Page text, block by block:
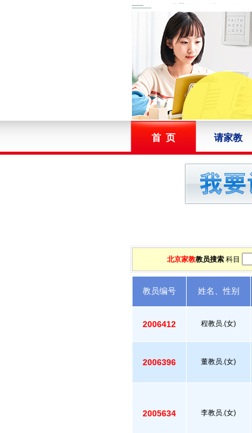
首 页 请家教
北京家教教员搜索 科目
教员编号 姓名、性别
2006412 程教员.(女)
2006396 董教员.(女)
2005634 李教员.(女)